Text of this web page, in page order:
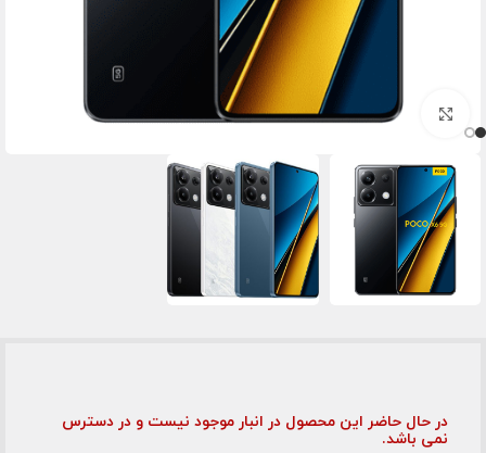
برای بزرگنمایی کلیک کنید
در حال حاضر این محصول در انبار موجود نیست و در دسترس
نمی باشد.